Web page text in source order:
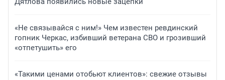
«Не связывайся с ним!» Чем известен ревдинский
гопник Черкас, избивший ветерана СВО и грозивший
«отпетушить» его
«Такими ценами отобьют клиентов»: свежие отзывы